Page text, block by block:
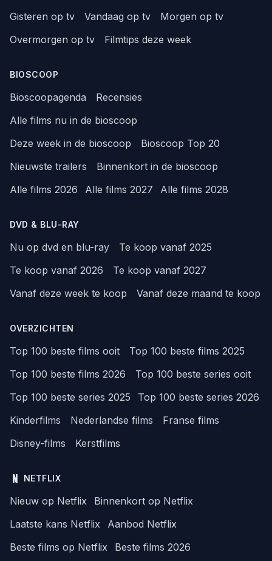
Gisteren op tv Vandaag op tv
Morgen op tv
Overmorgen op tv
Filmtips deze week
BIOSCOOP
Bioscoopagenda
Recensies
Alle films nu in de bioscoop
Deze week in de bioscoop
Bioscoop Top 20
Nieuwste trailers
Binnenkort in de bioscoop
Alle films 2026
Alle films 2027 Alle films 2028
DVD & BLU-RAY
Nu op dvd en blu-ray
Te koop vanaf 2025
Te koop vanaf 2026
Te koop vanaf 2027
Vanaf deze week te koop
Vanaf deze maand te koop
OVERZICHTEN
Top 100 beste films ooit
Top 100 beste films 2025
Top 100 beste films 2026
Top 100 beste series ooit
Top 100 beste series 2025
Top 100 beste series 2026
Kinderfilms
Nederlandse films
Franse films
Disney-films
Kerstfilms
NETFLIX
Nieuw op Netflix
Binnenkort op Netflix
Laatste kans Netflix
Aanbod Netflix
Beste films op Netflix
Beste films 2026